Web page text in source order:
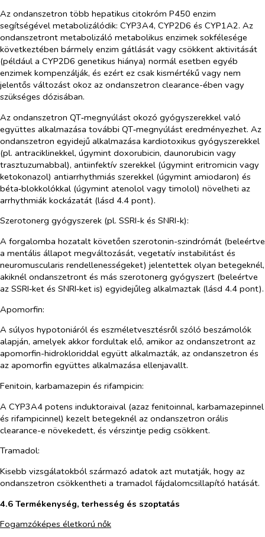
Az ondanszetron több hepatikus citokróm P450 enzim
segítségével metabolizálódik: CYP3A4, CYP2D6 és CYP1A2. Az
ondanszetront metabolizáló metabolikus enzimek sokfélesége
következtében bármely enzim gátlását vagy csökkent aktivitását
(például a CYP2D6 genetikus hiánya) normál esetben egyéb
enzimek kompenzálják, és ezért ez csak kismértékű vagy nem
jelentős változást okoz az ondanszetron clearance-ében vagy
szükséges dózisában.
Az ondanszetron QT‑megnyúlást okozó gyógyszerekkel való
együttes alkalmazása további QT‑megnyúlást eredményezhet. Az
ondanszetron egyidejű alkalmazása kardiotoxikus gyógyszerekkel
(pl. antraciklinekkel, úgymint doxorubicin, daunorubicin vagy
trasztuzumabbal), antiinfektív szerekkel (úgymint eritromicin vagy
ketokonazol) antiarrhythmiás szerekkel (úgymint amiodaron) és
béta‑blokkolókkal (úgymint atenolol vagy timolol) növelheti az
arrhythmiák kockázatát (lásd 4.4 pont).
Szerotonerg gyógyszerek (pl. SSRI-k és SNRI-k):
A forgalomba hozatalt követően szerotonin-szindrómát (beleértve
a mentális állapot megváltozását, vegetatív instabilitást és
neuromuscularis rendellenességeket) jelentettek olyan betegeknél,
akiknél ondanszetront és más szerotonerg gyógyszert (beleértve
az SSRI‑ket és SNRI‑ket is) egyidejűleg alkalmaztak (lásd 4.4 pont).
Apomorfin:
A súlyos hypotoniáról és eszméletvesztésről szóló beszámolók
alapján, amelyek akkor fordultak elő, amikor az ondanszetront az
apomorfin-hidrokloriddal együtt alkalmazták, az ondanszetron és
az apomorfin együttes alkalmazása ellenjavallt.
Fenitoin, karbamazepin és rifampicin:
A CYP3A4 potens induktoraival (azaz fenitoinnal, karbamazepinnel
és rifampicinnel) kezelt betegeknél az ondanszetron orális
clearance-e növekedett, és vérszintje pedig csökkent.
Tramadol:
Kisebb vizsgálatokból származó adatok azt mutatják, hogy az
ondanszetron csökkentheti a tramadol fájdalomcsillapító hatását.
4.6 Termékenység, terhesség és szoptatás
Fogamzóképes életkorú nők